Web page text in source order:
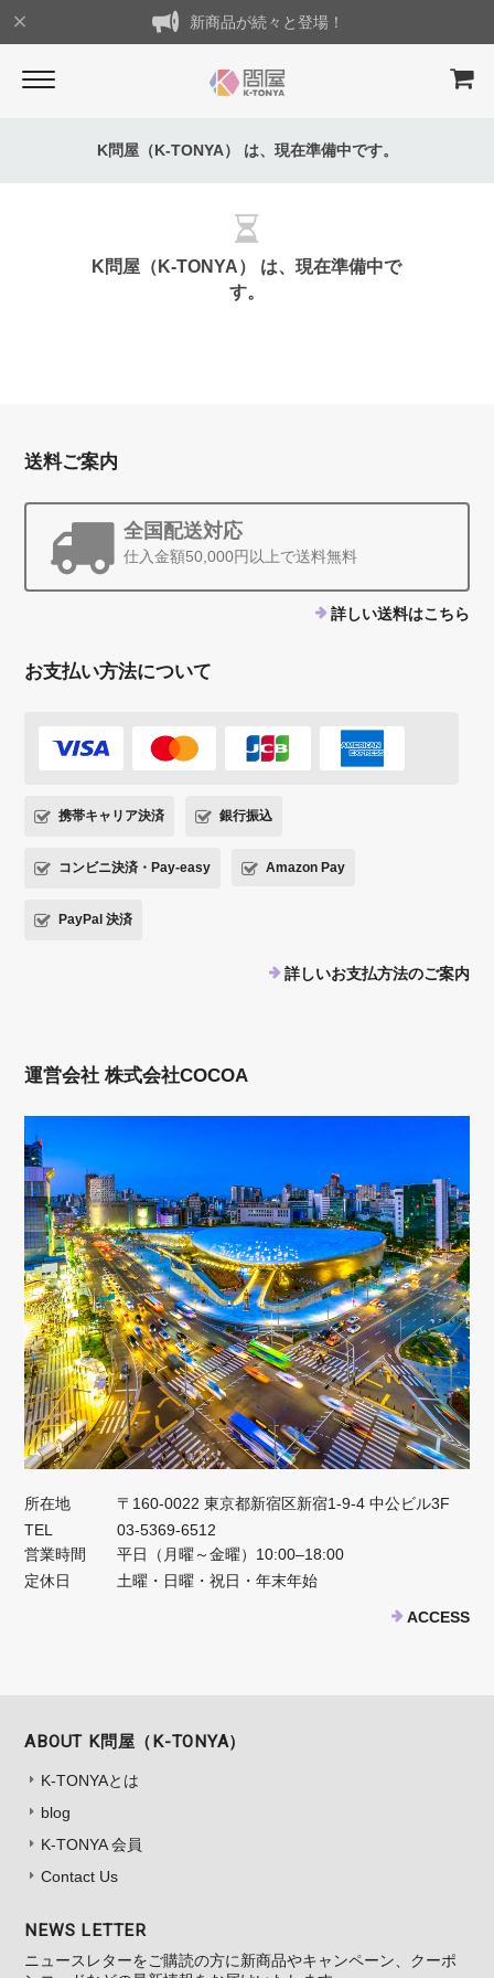
新商品が続々と登場！
K問屋（K-TONYA） は、現在準備中です。
K問屋（K-TONYA） は、現在準備中で
す。
送料ご案内
全国配送対応
仕入金額50,000円以上で送料無料
詳しい送料はこちら
お支払い方法について
携帯キャリア決済 銀行振込
コンビニ決済・Pay-easy Amazon Pay
PayPal 決済
詳しいお支払方法のご案内
運営会社 株式会社COCOA
所在地
〒160-0022 東京都新宿区新宿1-9-4 中公ビル3F
TEL
03-5369-6512
営業時間
平日（月曜～金曜）10:00–18:00
定休日
土曜・日曜・祝日・年末年始
ACCESS
ABOUT K問屋（K-TONYA）
K-TONYAとは
blog
K-TONYA 会員
Contact Us
NEWS LETTER
ニュースレターをご購読の方に新商品やキャンペーン、クーポ